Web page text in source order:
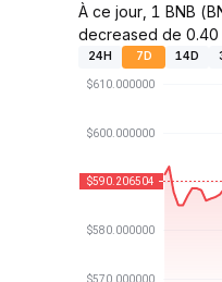
À ce jour, 1 BNB
decreased de 0.40
24H 7D 14D